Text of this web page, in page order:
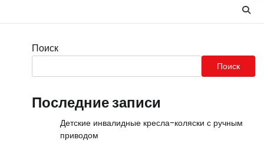
Поиск
Поиск
Последние записи
Детские инвалидные кресла-коляски с ручным
приводом